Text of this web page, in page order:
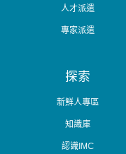
人才派遣
專家派遣
探索
新鮮人專區
知識庫
認識IMC